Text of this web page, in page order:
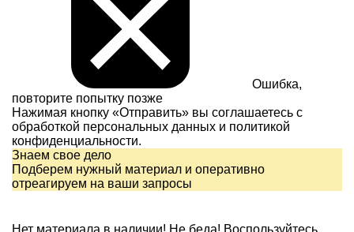
Ошибка,
повторите попытку позже
Нажимая кнопку «Отправить» вы соглашаетесь с
обработкой персональных данных и политикой
конфиденциальности.
Знаем свое дело
Подберем нужный материал и оперативно
отреагируем на ваши запросы